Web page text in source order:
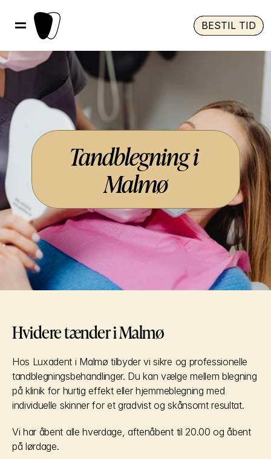
BESTIL TID
Tandblegning i
Malmø
Hvidere tænder i Malmø
Hos Luxadent i Malmø tilbyder vi sikre og professionelle
tandblegningsbehandlinger. Du kan vælge mellem blegning
på klinik for hurtig effekt eller hjemmeblegning med
individuelle skinner for et gradvist og skånsomt resultat.
Vi har åbent alle hverdage, aftenåbent til 20.00 og åbent
på lørdage.